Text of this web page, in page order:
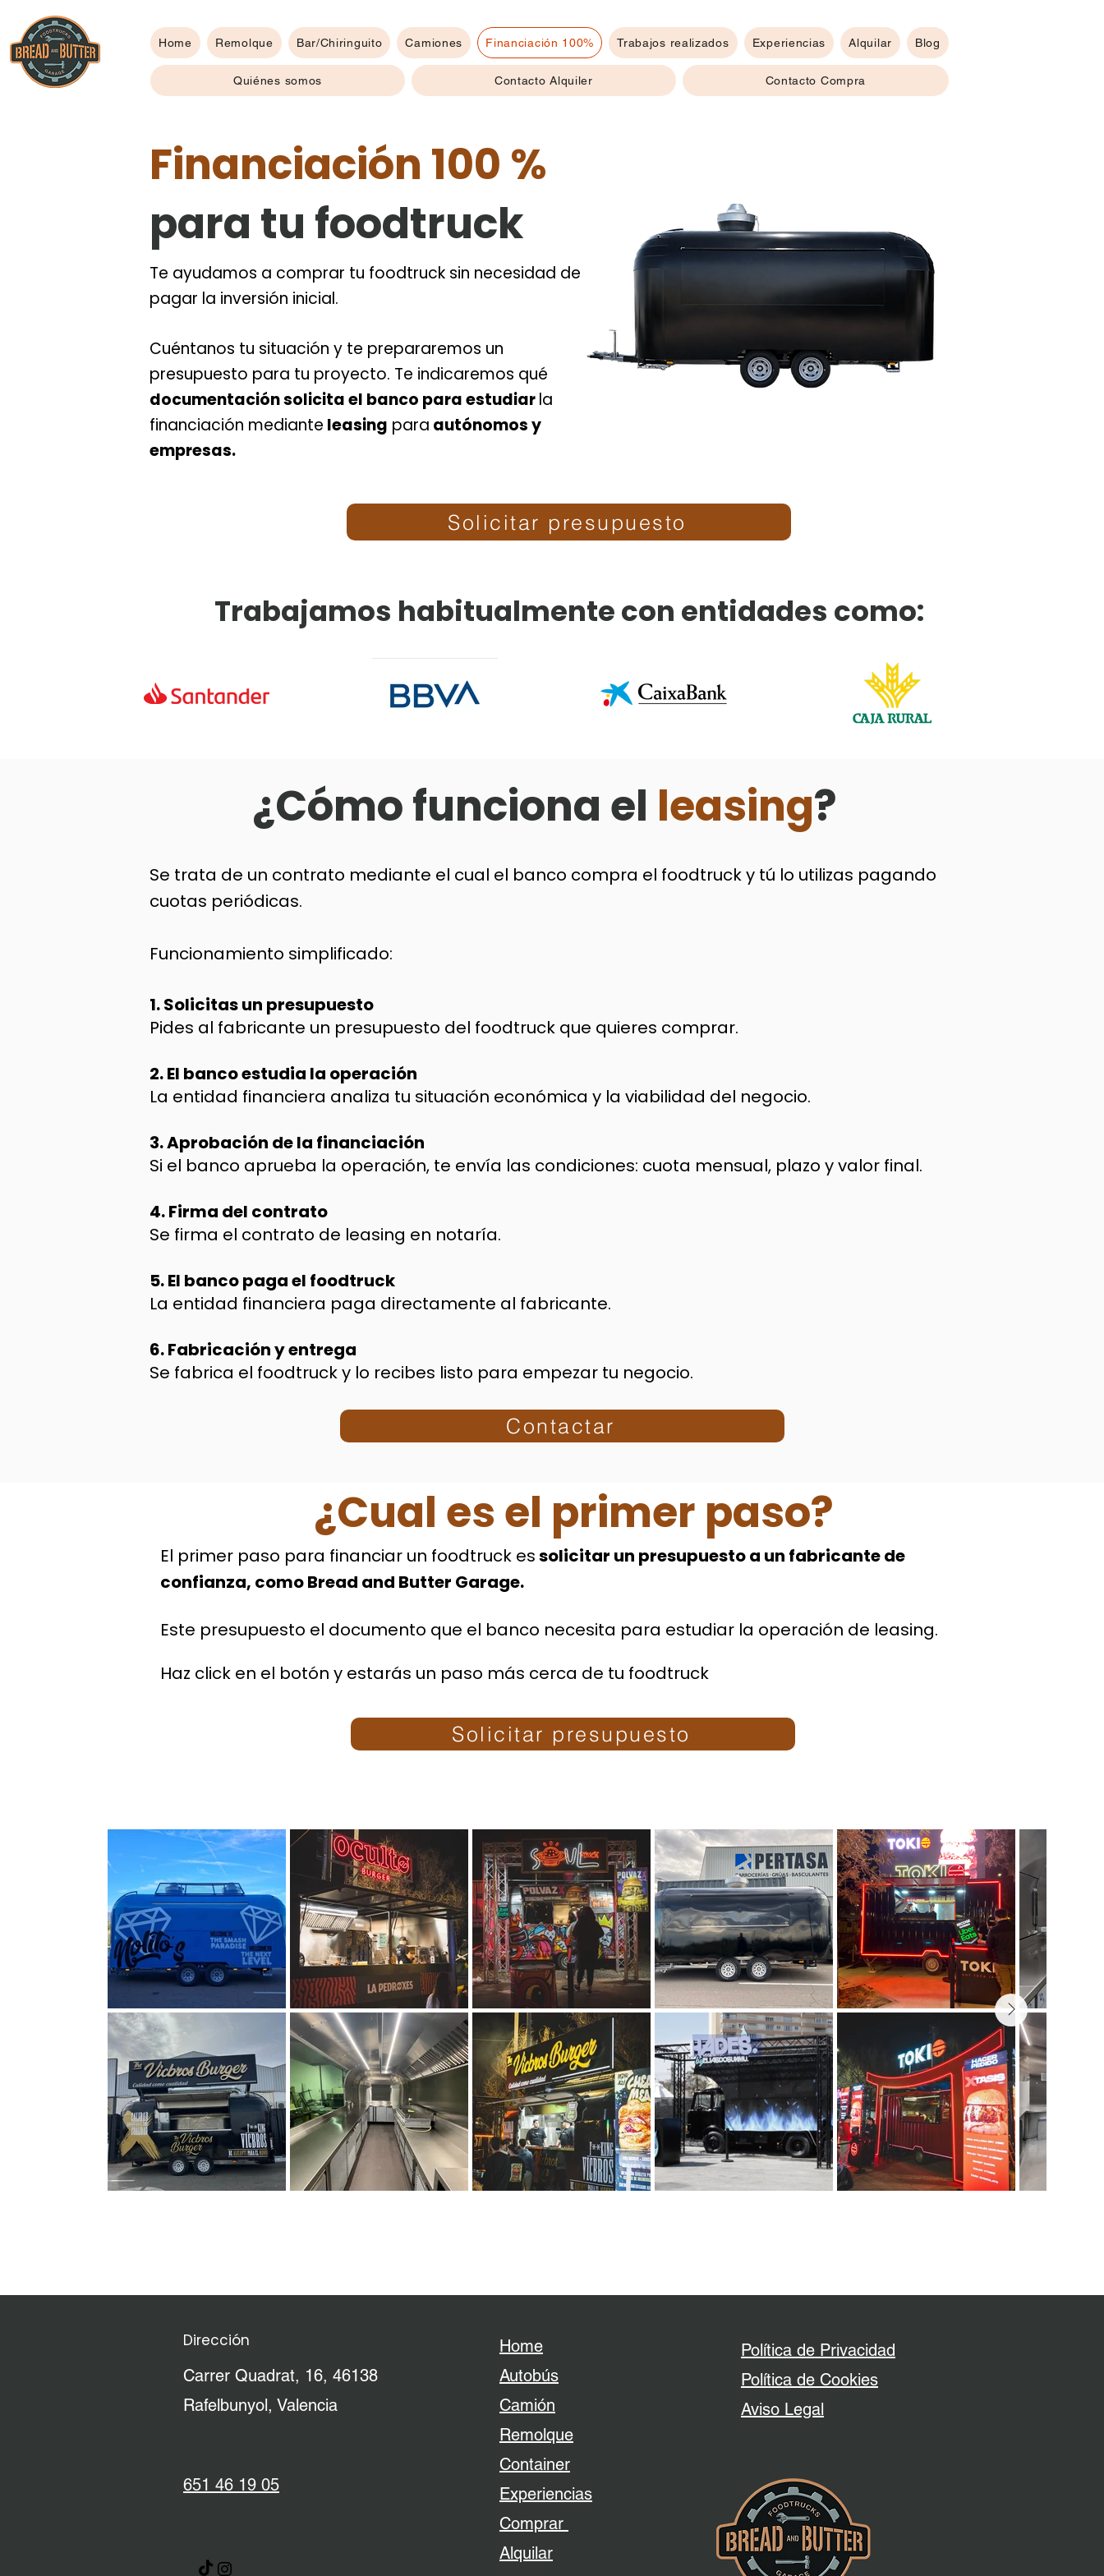
Home Remolque Bar/Chiringuito Camiones Financiación 100% Trabajos realizados Experiencias Alquilar Blog
Quiénes somos Contacto Alquiler Contacto Compra
Financiación 100 %
para tu foodtruck
Te ayudamos a comprar tu foodtruck sin necesidad de
pagar la inversión inicial.
Cuéntanos tu situación y te prepararemos un
presupuesto para tu proyecto. Te indicaremos qué
documentación solicita el banco para estudiarla
financiación mediante leasing para autónomos y
empresas.
Solicitar presupuesto
Trabajamos habitualmente con entidades como:
¿Cómo funciona el leasing?
Se trata de un contrato mediante el cual el banco compra el foodtruck y tú lo utilizas pagando
cuotas periódicas.
Funcionamiento simplificado:​
1. Solicitas un presupuesto
Pides al fabricante un presupuesto del foodtruck que quieres comprar.
2. El banco estudia la operación
La entidad financiera analiza tu situación económica y la viabilidad del negocio.
3. Aprobación de la financiación
Si el banco aprueba la operación, te envía las condiciones: cuota mensual, plazo y valor final.
4. Firma del contrato
Se firma el contrato de leasing en notaría.
5. El banco paga el foodtruck
La entidad financiera paga directamente al fabricante.
6. Fabricación y entrega
Se fabrica el foodtruck y lo recibes listo para empezar tu negocio.
Contactar
¿Cual es el primer paso?
El primer paso para financiar un foodtruck essolicitar un presupuesto a un fabricante de
confianza, como Bread and Butter Garage.
Este presupuesto el documento que el banco necesita para estudiar la operación de leasing.
Haz click en el botón y estarás un paso más cerca de tu foodtruck
Solicitar presupuesto
Dirección
Carrer Quadrat, 16, 46138
Rafelbunyol, Valencia
651 46 19 05
Home
Autobús
Camión
Remolque
Container
Experiencias
Comprar
Alquilar
Política de Privacidad
Política de Cookies
​Aviso Legal